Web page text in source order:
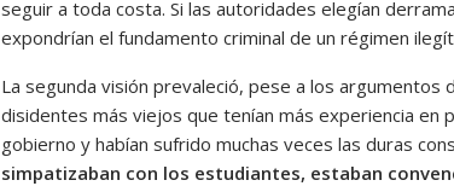
seguir a toda costa. Si las autoridades elegían
expondrían el fundamento criminal de un régimen
La segunda visión prevaleció, pese a los argumentos
disidentes más viejos que tenían más experiencia en
gobierno y habían sufrido muchas veces las duras
simpatizaban con los estudiantes, estaban